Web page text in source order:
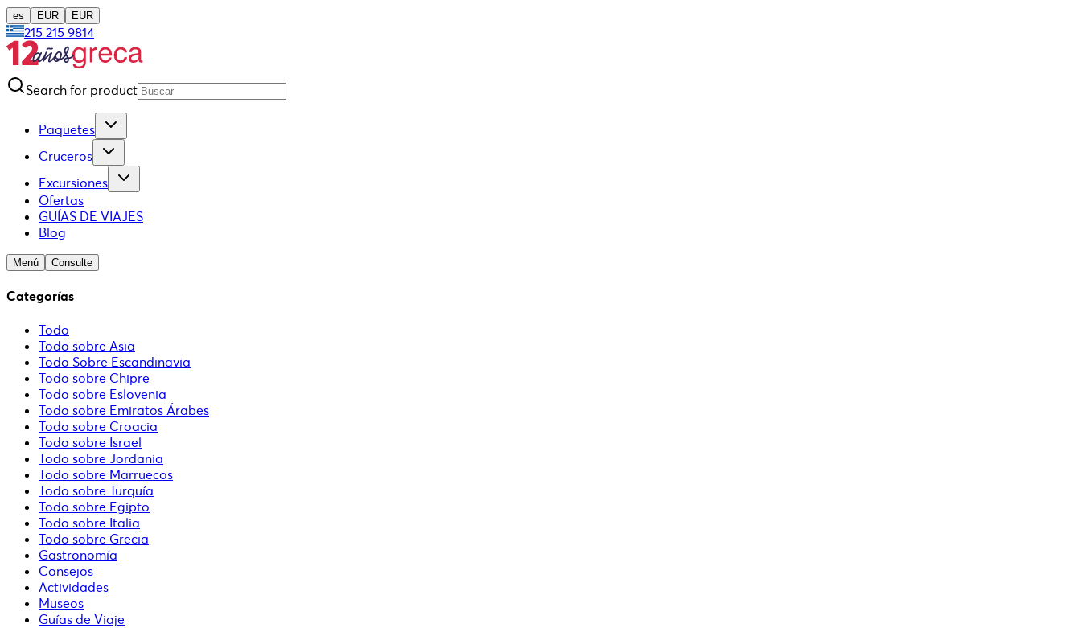
es EUR EUR
215 215 9814
Search for product
Paquetes
Cruceros
Excursiones
Ofertas
GUÍAS DE VIAJES
Blog
Menú Consulte
Categorías
Todo
Todo sobre Asia
Todo Sobre Escandinavia
Todo sobre Chipre
Todo sobre Eslovenia
Todo sobre Emiratos Árabes
Todo sobre Croacia
Todo sobre Israel
Todo sobre Jordania
Todo sobre Marruecos
Todo sobre Turquía
Todo sobre Egipto
Todo sobre Italia
Todo sobre Grecia
Gastronomía
Consejos
Actividades
Museos
Guías de Viaje